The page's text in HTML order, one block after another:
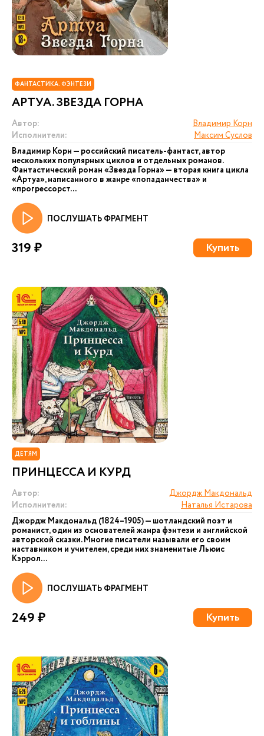
ФАНТАСТИКА. ФЭНТЕЗИ
АРТУА. ЗВЕЗДА ГОРНА
Автор:
Владимир Корн
Исполнители:
Максим Суслов
Владимир Корн — российский писатель-фантаст, автор
нескольких популярных циклов и отдельных романов.
Фантастический роман «Звезда Горна» — вторая книга цикла
«Артуа», написанного в жанре «попаданчества» и
«прогрессорст...
ПОСЛУШАТЬ ФРАГМЕНТ
319 ₽ Купить
ДЕТЯМ
ПРИНЦЕССА И КУРД
Автор:
Джордж Макдональд
Исполнители:
Наталья Истарова
Джордж Макдональд (1824–1905) — шотландский поэт и
романист, один из основателей жанра фэнтези и английской
авторской сказки. Многие писатели называли его своим
наставником и учителем, среди них знаменитые Льюис
Кэррол...
ПОСЛУШАТЬ ФРАГМЕНТ
249 ₽ Купить